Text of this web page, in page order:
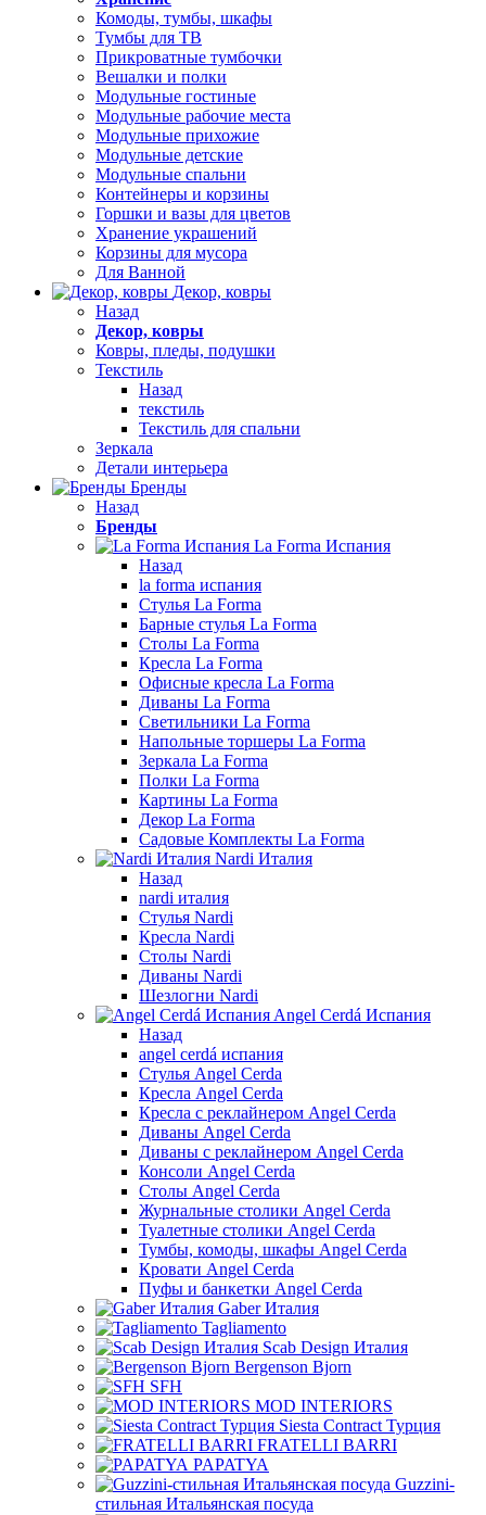
Комоды, тумбы, шкафы
Тумбы для ТВ
Прикроватные тумбочки
Вешалки и полки
Модульные гостиные
Модульные рабочие места
Модульные прихожие
Модульные детские
Модульные спальни
Контейнеры и корзины
Горшки и вазы для цветов
Хранение украшений
Корзины для мусора
Для Ванной
Декор, ковры
Назад
Декор, ковры
Ковры, пледы, подушки
Текстиль
Назад
текстиль
Текстиль для спальни
Зеркала
Детали интерьера
Бренды
Назад
Бренды
La Forma Испания
Назад
la forma испания
Стулья La Forma
Барные стулья La Forma
Столы La Forma
Кресла La Forma
Офисные кресла La Forma
Диваны La Forma
Светильники La Forma
Напольные торшеры La Forma
Зеркала La Forma
Полки La Forma
Картины La Forma
Декор La Forma
Садовые Комплекты La Forma
Nardi Италия
Назад
nardi италия
Стулья Nardi
Кресла Nardi
Столы Nardi
Диваны Nardi
Шезлогни Nardi
Angel Cerdá Испания
Назад
angel cerdá испания
Стулья Angel Cerda
Кресла Angel Cerda
Кресла с реклайнером Angel Cerda
Диваны Angel Cerda
Диваны с реклайнером Angel Cerda
Консоли Angel Cerda
Столы Angel Cerda
Журнальные столики Angel Cerda
Туалетные столики Angel Cerda
Тумбы, комоды, шкафы Angel Cerda
Кровати Angel Cerda
Пуфы и банкетки Angel Cerda
Gaber Италия
Tagliamento
Scab Design Италия
Bergenson Bjorn
SFH
MOD INTERIORS
Siesta Contract Турция
FRATELLI BARRI
PAPATYA
Guzzini-
стильная Итальянская посуда